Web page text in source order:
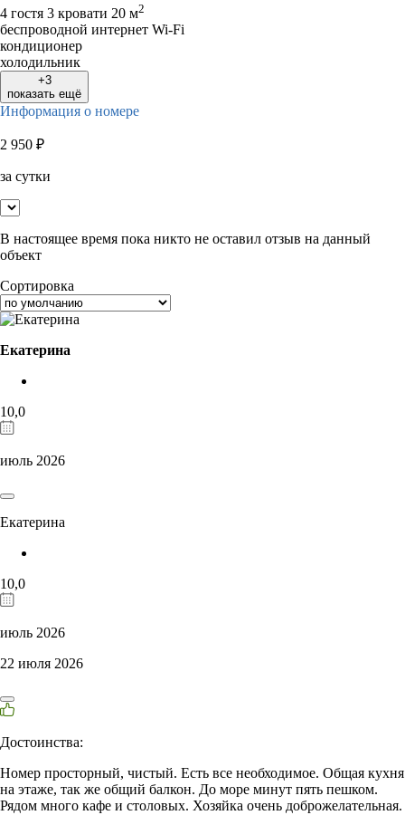
4 гостя 3 кровати 20 м2
беспроводной интернет Wi-Fi
кондиционер
холодильник
+3
показать ещё
Информация о номере
2 950 ₽
за сутки
В настоящее время пока никто не оставил отзыв на данный
объект
Сортировка
Екатерина
10,0
июль 2026
Екатерина
10,0
июль 2026
22 июля 2026
Достоинства:
Номер просторный, чистый. Есть все необходимое. Общая кухня
на этаже, так же общий балкон. До море минут пять пешком.
Рядом много кафе и столовых. Хозяйка очень доброжелательная.